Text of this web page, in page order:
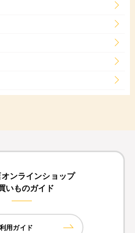
ンラインショップ
いものガイド
用ガイド